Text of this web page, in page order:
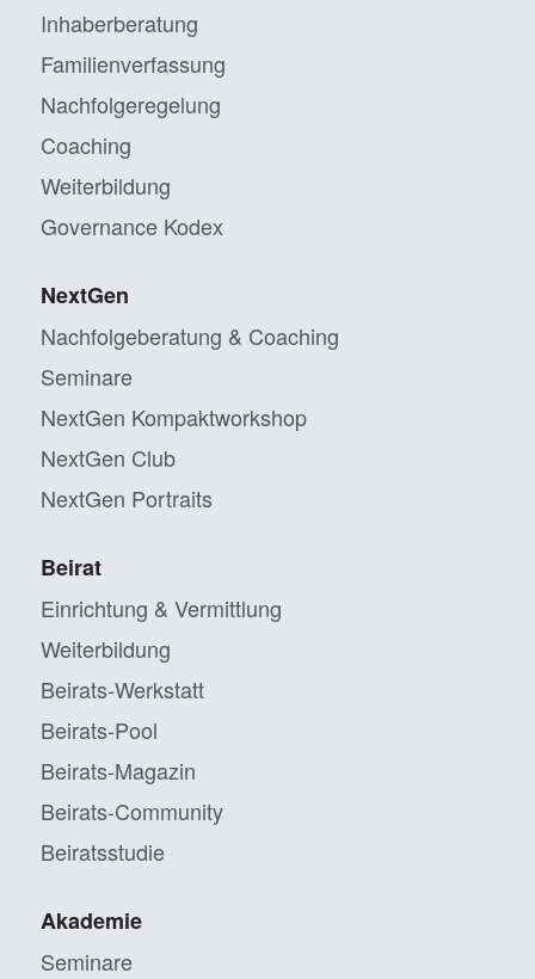
Inhaberberatung
Familienverfassung
Nachfolgeregelung
Coaching
Weiterbildung
Governance Kodex
NextGen
Nachfolgeberatung & Coaching
Seminare
NextGen Kompaktworkshop
NextGen Club
NextGen Portraits
Beirat
Einrichtung & Vermittlung
Weiterbildung
Beirats-Werkstatt
Beirats-Pool
Beirats-Magazin
Beirats-Community
Beiratsstudie
Akademie
Seminare